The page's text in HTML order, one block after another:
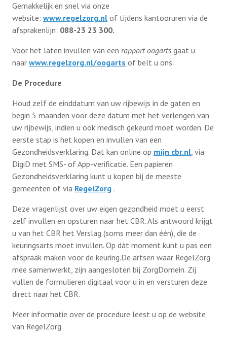
Lid worden
Gemakkelijk en snel via onze
website: www.regelzorg.nl of tijdens kantooruren via de
afsprakenlijn: 088-23 23 300.
Voor het laten invullen van een rapport oogarts gaat u
naar www.regelzorg.nl/oogarts of belt u ons.
De Procedure
Houd zelf de einddatum van uw rijbewijs in de gaten en
begin 5 maanden voor deze datum met het verlengen van
uw rijbewijs, indien u ook medisch gekeurd moet worden. De
eerste stap is het kopen en invullen van een
Gezondheidsverklaring. Dat kan online op mijn cbr.nl, via
DigiD met SMS- of App-verificatie. Een papieren
Gezondheidsverklaring kunt u kopen bij de meeste
gemeenten of via RegelZorg .
Deze vragenlijst over uw eigen gezondheid moet u eerst
zelf invullen en opsturen naar het CBR. Als antwoord krijgt
u van het CBR het Verslag (soms meer dan één), die de
keuringsarts moet invullen. Op dát moment kunt u pas een
afspraak maken voor de keuring.De artsen waar RegelZorg
mee samenwerkt, zijn aangesloten bij ZorgDomein. Zij
vullen de formulieren digitaal voor u in en versturen deze
direct naar het CBR.
Meer informatie over de procedure leest u op de website
van RegelZorg.